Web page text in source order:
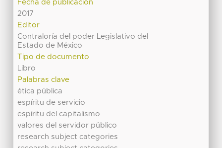
Fecha de publicación
2017
Editor
Contraloría del poder Legislativo del
Estado de México
Tipo de documento
Libro
Palabras clave
ética pública
espíritu de servicio
espíritu del capitalismo
valores del servidor público
research subject categories